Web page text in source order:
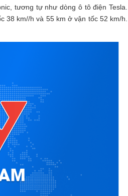
tương tự như dòng ô tô điện Tesla.
38 km//h và 55 km ở vận tốc 52 km/h.